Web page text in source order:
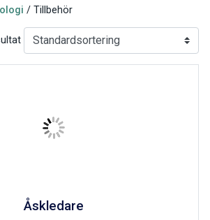
/ Tillbehör
Åskledare